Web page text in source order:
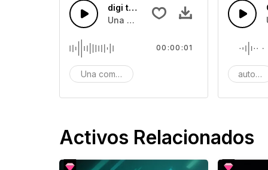
digi tech 47
Una combinación de sonidos de
Una combinación de sonidos de computación
00:00:01
Activos Relacionados